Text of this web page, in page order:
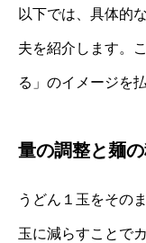
以下では、具体的
夫を紹介します。
る」のイメージを
量の調整と麺
うどん１玉をその
玉に減らすことで